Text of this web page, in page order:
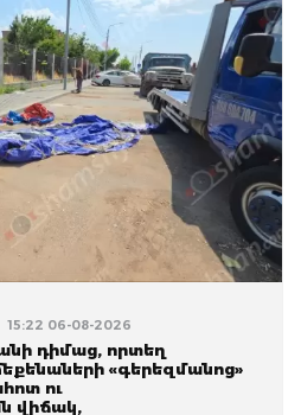
15:22 06-08-2026
դիմաց, որտեղ
«գերեզմանոց»
ու
վիճակ,